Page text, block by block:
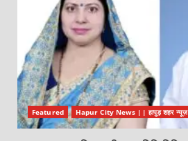
Featured Hapur City News || हापुड़ शहर न्यूज़